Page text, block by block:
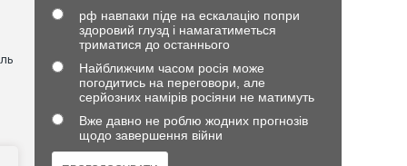
рф навпаки піде на ескалацію попри
здоровий глузд і намагатиметься
триматися до останнього
Найближчим часом росія може
погодитись на переговори, але
серйозних намірів росіяни не матимуть
Вже давно не роблю жодних прогнозів
щодо завершення війни